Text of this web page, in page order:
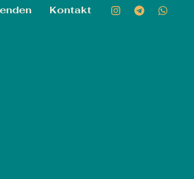
Kontakt